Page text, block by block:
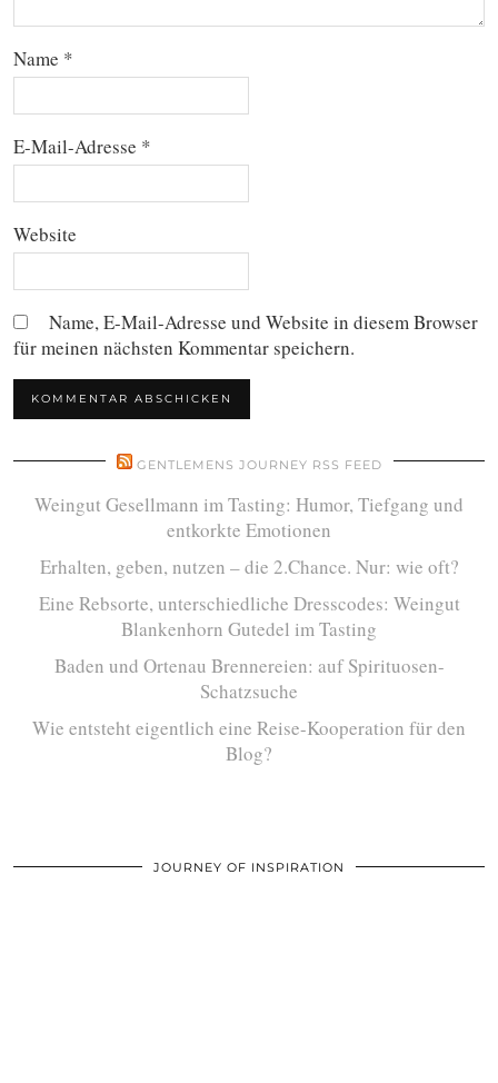
Name *
E-Mail-Adresse *
Website
Name, E-Mail-Adresse und Website in diesem Browser
für meinen nächsten Kommentar speichern.
GENTLEMENS JOURNEY RSS FEED
Weingut Gesellmann im Tasting: Humor, Tiefgang und
entkorkte Emotionen
Erhalten, geben, nutzen – die 2.Chance. Nur: wie oft?
Eine Rebsorte, unterschiedliche Dresscodes: Weingut
Blankenhorn Gutedel im Tasting
Baden und Ortenau Brennereien: auf Spirituosen-
Schatzsuche
Wie entsteht eigentlich eine Reise-Kooperation für den
Blog?
JOURNEY OF INSPIRATION